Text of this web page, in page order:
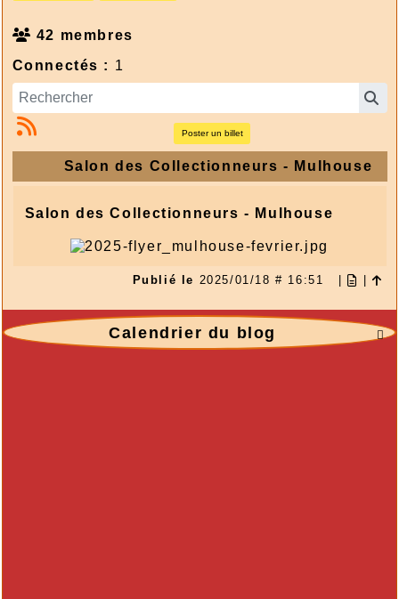
42 membres
Connectés : 1
Poster un billet
Salon des Collectionneurs - Mulhouse
Salon des Collectionneurs - Mulhouse
Publié le 2025/01/18 # 16:51

Calendrier du blog